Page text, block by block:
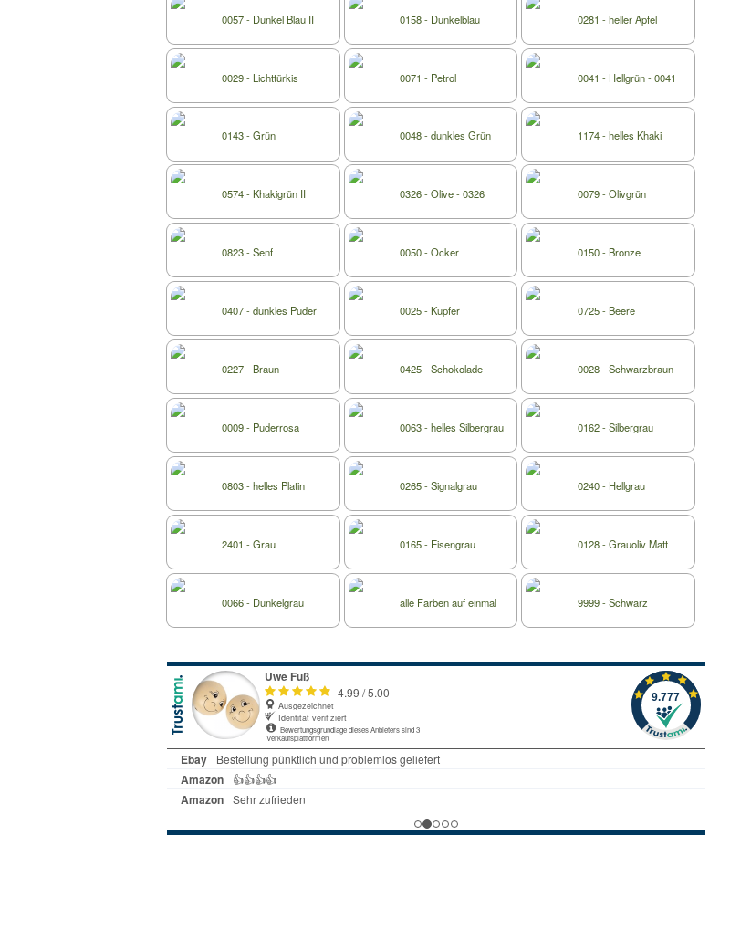
0057 - Dunkel Blau II 0158 - Dunkelblau 0281 - heller Apfel
0029 - Lichttürkis 0071 - Petrol 0041 - Hellgrün - 0041
0143 - Grün 0048 - dunkles Grün 1174 - helles Khaki
0574 - Khakigrün II 0326 - Olive - 0326 0079 - Olivgrün
0823 - Senf 0050 - Ocker 0150 - Bronze
0407 - dunkles Puder 0025 - Kupfer 0725 - Beere
0227 - Braun 0425 - Schokolade 0028 - Schwarzbraun
0009 - Puderrosa 0063 - helles Silbergrau 0162 - Silbergrau
0803 - helles Platin 0265 - Signalgrau 0240 - Hellgrau
2401 - Grau 0165 - Eisengrau 0128 - Grauoliv Matt
0066 - Dunkelgrau alle Farben auf einmal 9999 - Schwarz